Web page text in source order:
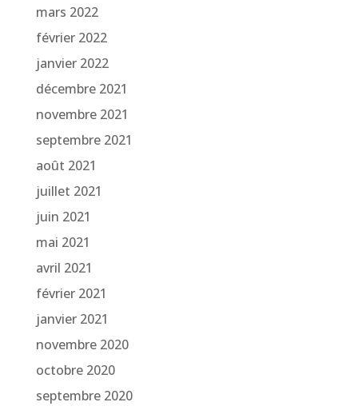
mars 2022
février 2022
janvier 2022
décembre 2021
novembre 2021
septembre 2021
août 2021
juillet 2021
juin 2021
mai 2021
avril 2021
février 2021
janvier 2021
novembre 2020
octobre 2020
septembre 2020